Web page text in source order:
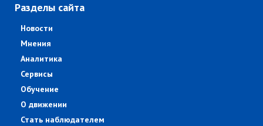
Разделы сайта
Новости
Мнения
Аналитика
Сервисы
Обучение
О движении
Стать наблюдателем